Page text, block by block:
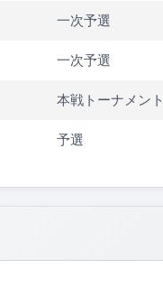
一次予選
一次予選
本戦トーナメント
予選